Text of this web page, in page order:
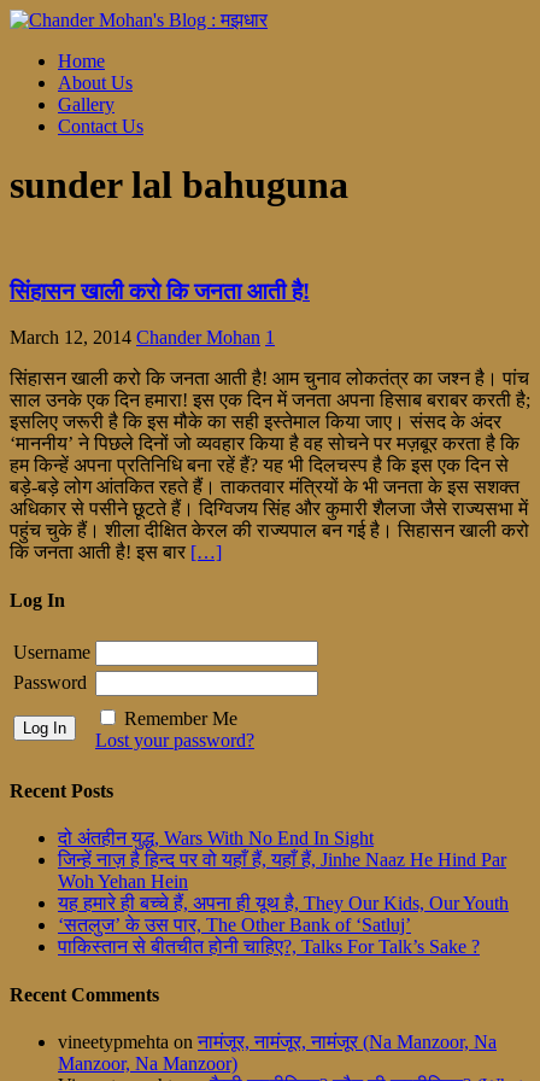
Home
About Us
Gallery
Contact Us
sunder lal bahuguna
सिंहासन खाली करो कि जनता आती है!
March 12, 2014 Chander Mohan 1
सिंहासन खाली करो कि जनता आती है! आम चुनाव लोकतंत्र का जश्न है। पांच
साल उनके एक दिन हमारा! इस एक दिन में जनता अपना हिसाब बराबर करती है;
इसलिए जरूरी है कि इस मौके का सही इस्तेमाल किया जाए। संसद के अंदर
‘माननीय’ ने पिछले दिनों जो व्यवहार किया है वह सोचने पर मज़बूर करता है कि
हम किन्हें अपना प्रतिनिधि बना रहें हैं? यह भी दिलचस्प है कि इस एक दिन से
बड़े-बड़े लोग आंतकित रहते हैं। ताकतवार मंत्रियों के भी जनता के इस सशक्त
अधिकार से पसीने छूटते हैं। दिग्विजय सिंह और कुमारी शैलजा जैसे राज्यसभा में
पहुंच चुके हैं। शीला दीक्षित केरल की राज्यपाल बन गई है। सिहासन खाली करो
कि जनता आती है! इस बार […]
Log In
Username
Password
Remember Me
Lost your password?
Recent Posts
दो अंतहीन युद्ध, Wars With No End In Sight
जिन्हें नाज़ है हिन्द पर वो यहाँ हैं, यहाँ हैं, Jinhe Naaz He Hind Par
Woh Yehan Hein
यह हमारे ही बच्चे हैं, अपना ही यूथ है, They Our Kids, Our Youth
‘सतलुज’ के उस पार, The Other Bank of ‘Satluj’
पाकिस्तान से बीतचीत होनी चाहिए?, Talks For Talk’s Sake ?
Recent Comments
vineetypmehta on नामंजूर, नामंजूर, नामंजूर (Na Manzoor, Na
Manzoor, Na Manzoor)